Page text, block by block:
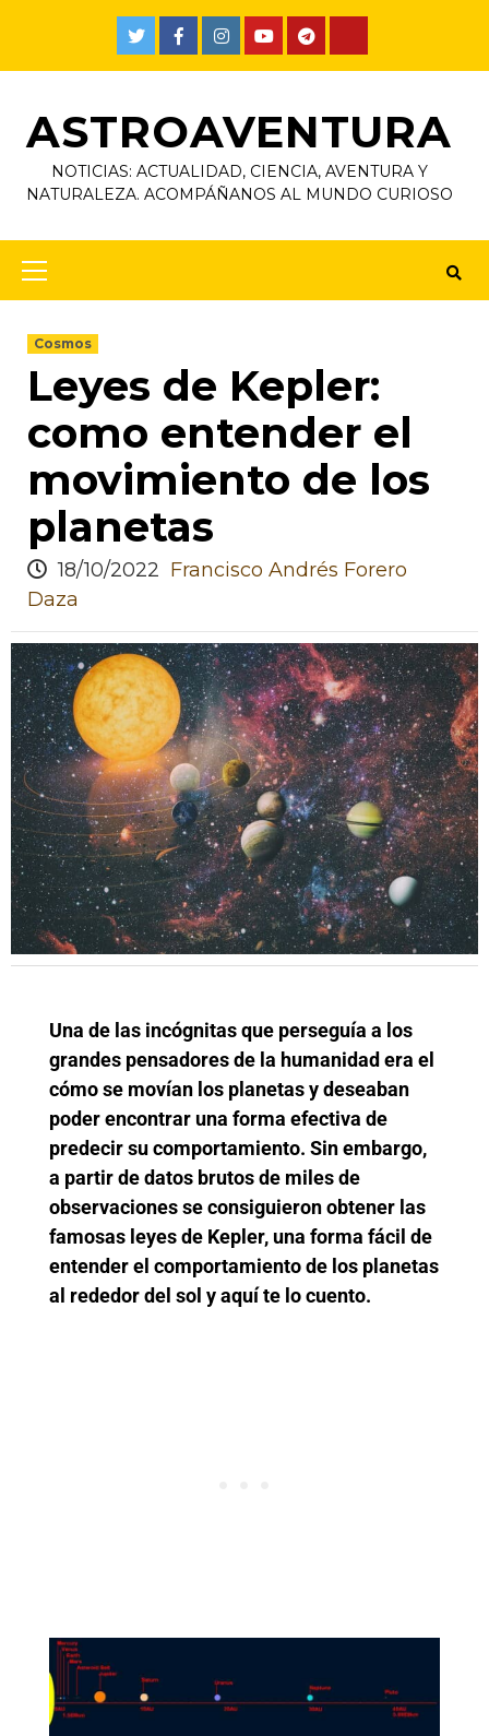
ASTROAVENTURA
NOTICIAS: ACTUALIDAD, CIENCIA, AVENTURA Y
NATURALEZA. ACOMPÁÑANOS AL MUNDO CURIOSO
Cosmos
Leyes de Kepler:
como entender el
movimiento de los
planetas
18/10/2022 Francisco Andrés Forero
Daza
Una de las incógnitas que perseguía a los
grandes pensadores de la humanidad era el
cómo se movían los planetas y deseaban
poder encontrar una forma efectiva de
predecir su comportamiento. Sin embargo,
a partir de datos brutos de miles de
observaciones se consiguieron obtener las
famosas leyes de Kepler, una forma fácil de
entender el comportamiento de los planetas
al rededor del sol y aquí te lo cuento.